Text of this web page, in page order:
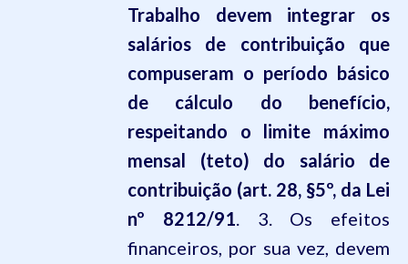
Trabalho devem integrar os
salários de contribuição que
compuseram o período básico
de cálculo do benefício,
respeitando o limite máximo
mensal (teto) do salário de
contribuição (art. 28, §5º, da Lei
nº 8212/91. 3. Os efeitos
financeiros, por sua vez, devem